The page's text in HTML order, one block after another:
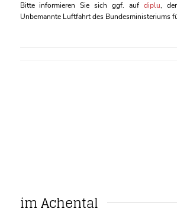
Bitte informieren Sie sich ggf. auf diplu,
Unbemannte Luftfahrt des Bundesministeriums
im Achental